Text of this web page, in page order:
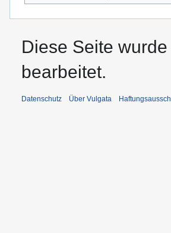
Diese Seite
bearbeitet.
Datenschutz Über Vulgata